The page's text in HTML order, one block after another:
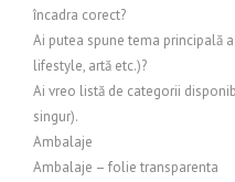
încadra corect?
Ai putea spune tema principală
lifestyle, artă etc.)?
Ai vreo listă de categorii
singur).
Ambalaje
Ambalaje – folie transparenta